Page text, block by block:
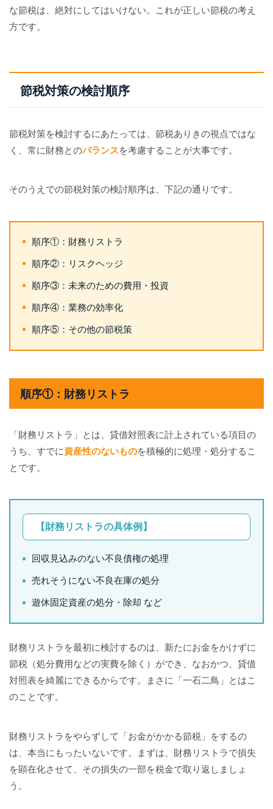
な節税は、絶対にしてはいけない。これが正しい節税の考え
方です。
節税対策の検討順序
節税対策を検討するにあたっては、節税ありきの視点ではな
く、常に財務とのバランスを考慮することが大事です。
そのうえでの節税対策の検討順序は、下記の通りです。
順序①：財務リストラ
順序②：リスクヘッジ
順序③：未来のための費用・投資
順序④：業務の効率化
順序⑤：その他の節税策
順序①：財務リストラ
「財務リストラ」とは、貸借対照表に計上されている項目の
うち、すでに資産性のないものを積極的に処理・処分するこ
とです。
【財務リストラの具体例】
回収見込みのない不良債権の処理
売れそうにない不良在庫の処分
遊休固定資産の処分・除却 など
財務リストラを最初に検討するのは、新たにお金をかけずに
節税（処分費用などの実費を除く）ができ、なおかつ、貸借
対照表を綺麗にできるからです。まさに「一石二鳥」とはこ
のことです。
財務リストラをやらずして「お金がかかる節税」をするの
は、本当にもったいないです。まずは、財務リストラで損失
を顕在化させて、その損失の一部を税金で取り返しましょ
う。